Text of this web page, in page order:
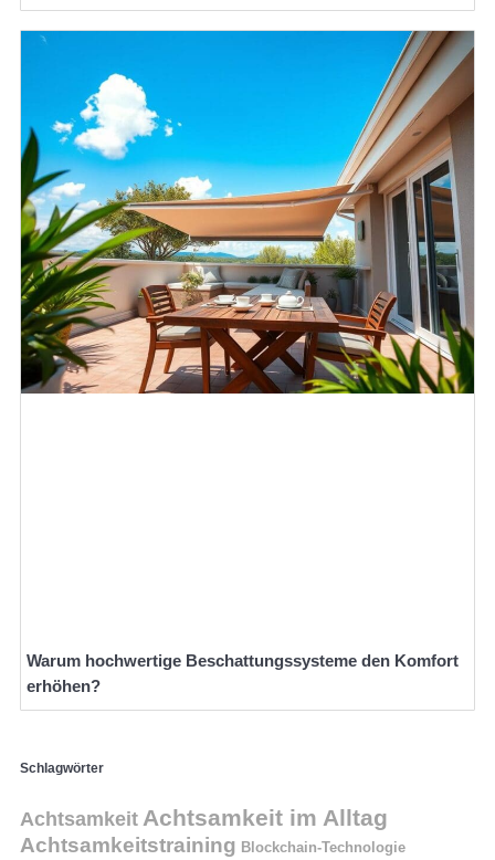
Warum hochwertige Beschattungssysteme den Komfort
erhöhen?
Schlagwörter
Achtsamkeit Achtsamkeit im Alltag
Achtsamkeitstraining Blockchain-Technologie